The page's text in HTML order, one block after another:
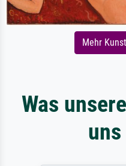
Mehr
Was